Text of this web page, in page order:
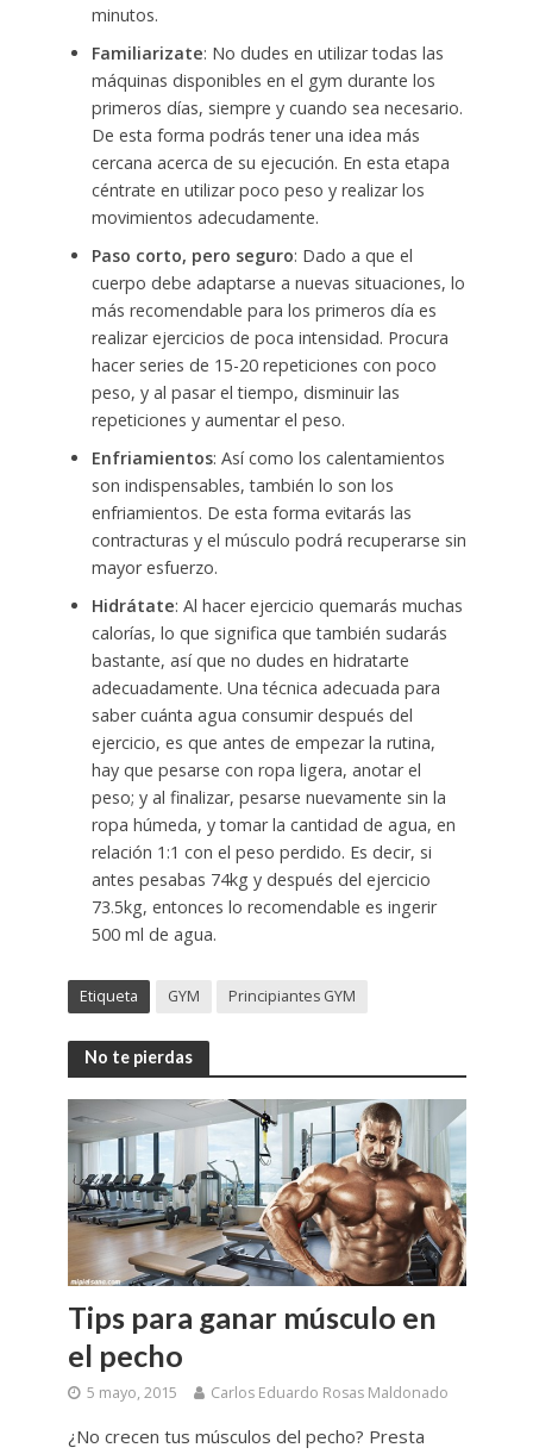
minutos.
Familiarizate: No dudes en utilizar todas las
máquinas disponibles en el gym durante los
primeros días, siempre y cuando sea necesario.
De esta forma podrás tener una idea más
cercana acerca de su ejecución. En esta etapa
céntrate en utilizar poco peso y realizar los
movimientos adecudamente.
Paso corto, pero seguro: Dado a que el
cuerpo debe adaptarse a nuevas situaciones, lo
más recomendable para los primeros día es
realizar ejercicios de poca intensidad. Procura
hacer series de 15-20 repeticiones con poco
peso, y al pasar el tiempo, disminuir las
repeticiones y aumentar el peso.
Enfriamientos: Así como los calentamientos
son indispensables, también lo son los
enfriamientos. De esta forma evitarás las
contracturas y el músculo podrá recuperarse sin
mayor esfuerzo.
Hidrátate: Al hacer ejercicio quemarás muchas
calorías, lo que significa que también sudarás
bastante, así que no dudes en hidratarte
adecuadamente. Una técnica adecuada para
saber cuánta agua consumir después del
ejercicio, es que antes de empezar la rutina,
hay que pesarse con ropa ligera, anotar el
peso; y al finalizar, pesarse nuevamente sin la
ropa húmeda, y tomar la cantidad de agua, en
relación 1:1 con el peso perdido. Es decir, si
antes pesabas 74kg y después del ejercicio
73.5kg, entonces lo recomendable es ingerir
500 ml de agua.
Etiqueta GYM Principiantes GYM
No te pierdas
Tips para ganar músculo en
el pecho
5 mayo, 2015 Carlos Eduardo Rosas Maldonado
¿No crecen tus músculos del pecho? Presta